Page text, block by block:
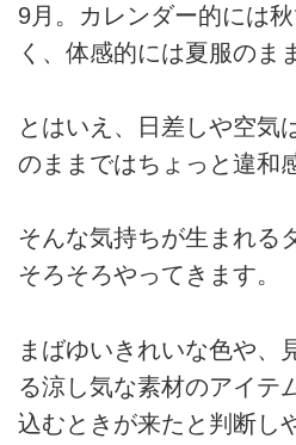
9月。カレンダー的には
く、体感的には夏服のま
とはいえ、日差しや空気
のままではちょっと違和
そんな気持ちが生まれる
そろそろやってきます。
まばゆいきれいな色や、
る涼し気な素材のアイテ
込むときが来たと判断し